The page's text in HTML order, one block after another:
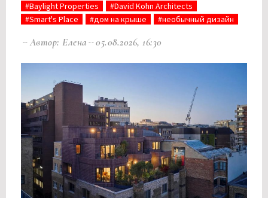
#Baylight Properties
#David Kohn Architects
#Smart's Place
#дом на крыше #необычный дизайн
Автор: Елена 05.08.2026, 16:30